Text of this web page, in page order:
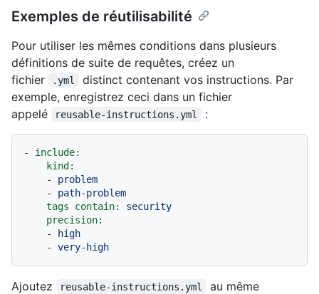
Exemples de réutilisabilité
Pour utiliser les mêmes conditions dans plusieurs
définitions de suite de requêtes, créez un
fichier
.yml
distinct contenant vos instructions. Par
exemple, enregistrez ceci dans un fichier
appelé
reusable-instructions.yml :
-
include:
kind:
-
problem
-
path-problem
tags contain:
security
precision:
-
high
-
very-high
Ajoutez reusable-instructions.yml
au même